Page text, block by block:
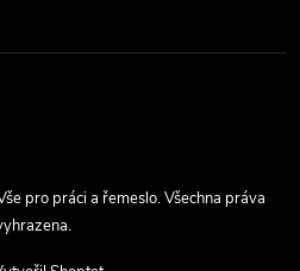
pro práci a řemeslo. Všechna práva